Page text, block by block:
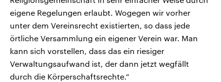
eigene Regelungen erlaubt. Wogegen wir vorher
unter dem Vereinsrecht existierten, so dass jede
örtliche Versammlung ein eigener Verein war. Man
kann sich vorstellen, dass das ein riesiger
Verwaltungsaufwand ist, der dann jetzt wegfällt
durch die Körperschaftsrechte.“